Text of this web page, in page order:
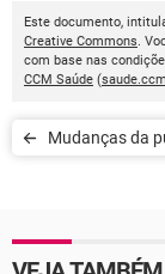
Este documento,
Creative Commons.
com base nas
CCM Saúde (
Mudanças da